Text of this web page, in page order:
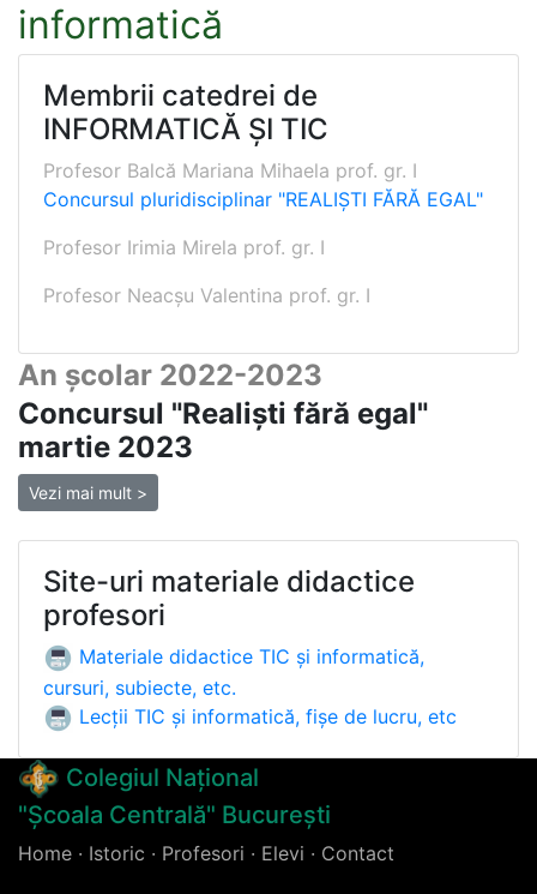
informatică
Membrii catedrei de
INFORMATICĂ ȘI TIC
Profesor Balcă Mariana Mihaela prof. gr. I
Concursul pluridisciplinar "REALIȘTI FĂRĂ EGAL"
Profesor Irimia Mirela prof. gr. I
Profesor Neacșu Valentina prof. gr. I
An școlar 2022-2023
Concursul "Realiști fără egal"
martie 2023
Vezi mai mult >
Site-uri materiale didactice
profesori
Materiale didactice TIC și informatică,
cursuri, subiecte, etc.
Lecții TIC și informatică, fișe de lucru, etc
Colegiul Național
"Școala Centrală" București
Home · Istoric · Profesori · Elevi · Contact